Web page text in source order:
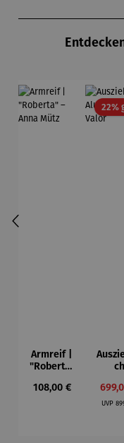
Armreif |
"Roberta"
Mütz
Regulärer Preis:
108,00 €
22%
ch
–
UVP